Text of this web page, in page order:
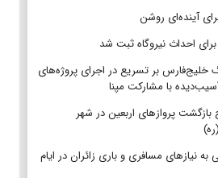
خلیج‌فارس بر تسریع در اجرای پروژه‌های
با مشارکت مپنا
پروازهای اربعین در شهر
نیازهای مسافری و باری زائران در ایام